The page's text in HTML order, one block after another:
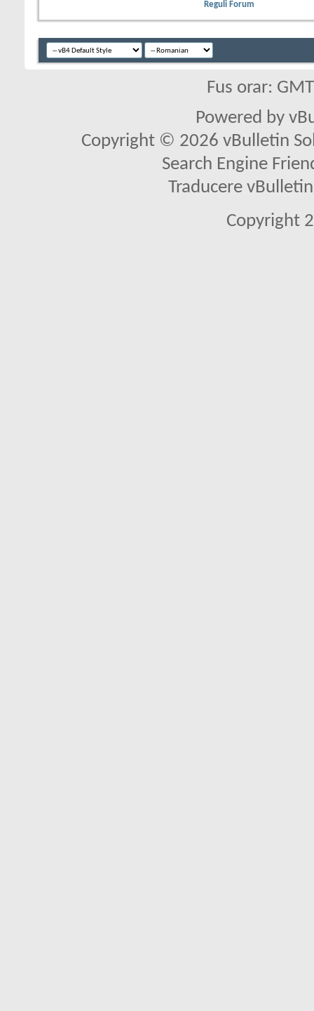
Reguli Forum
Fus orar:
Powered by
Copyright © 2026 vBulletin
Search Engine
Traducere
Copyright